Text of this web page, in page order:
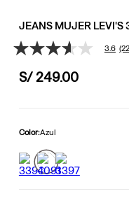
JEANS MUJER LEVI'S
3.6
5
valoración.
22
Reviews.
Enlace
3.6
S/ 249.00
Color:Azul